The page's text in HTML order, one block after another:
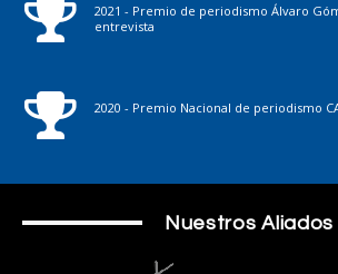
2021 - Premio de periodismo Álvaro
entrevista
2020 - Premio Nacional de periodismo
Nuestros Aliados